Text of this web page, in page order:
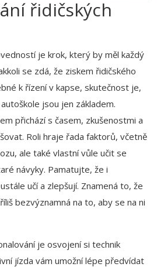
řidičských
je krok, který by měl každý
se zdá, že ziskem řidičského
k řízení v kapse, skutečnost je,
jsou jen základem.
přichází s časem, zkušenostmi a
Roli hraje řada faktorů, včetně
ale také vlastní vůle učit se
návyky. Pamatujte, že i
učí a zlepšují. Znamená to, že
bezvýznamná na to, aby se na ni
je osvojení si technik
jízda vám umožní lépe předvídat